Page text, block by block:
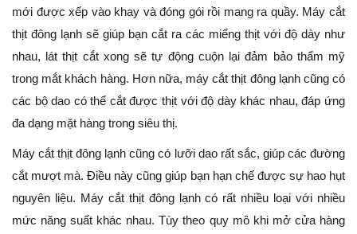
mới được xếp vào khay và đóng gói rồi mang ra quầy. Máy cắt
thịt đông lạnh sẽ giúp bạn cắt ra các miếng thịt với độ dày như
nhau, lát thịt cắt xong sẽ tự động cuộn lại đảm bảo thẩm mỹ
trong mắt khách hàng. Hơn nữa, máy cắt thịt đông lạnh cũng có
các bộ dao có thể cắt được thịt với độ dày khác nhau, đáp ứng
đa dạng mặt hàng trong siêu thị.
Máy cắt thịt đông lạnh cũng có lưỡi dao rất sắc, giúp các đường
cắt mượt mà. Điều này cũng giúp bạn hạn chế được sự hao hụt
nguyên liệu. Máy cắt thịt đông lạnh có rất nhiều loại với nhiều
mức năng suất khác nhau. Tùy theo quy mô khi mở cửa hàng